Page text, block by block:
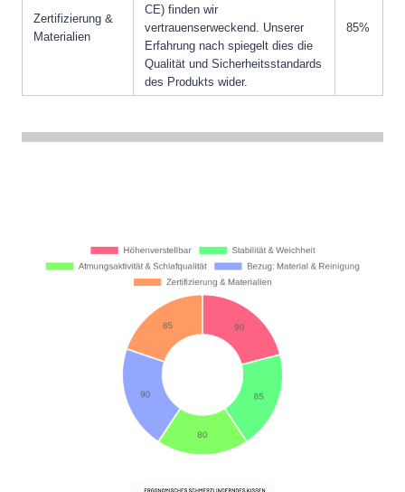
Zertifizierung &
Materialien
CE) finden wir
vertrauenserweckend. Unserer
Erfahrung nach spiegelt dies die
Qualität und Sicherheitsstandards
des Produkts wider.
85%